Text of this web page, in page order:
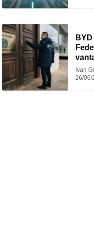
Ivan
26/06/